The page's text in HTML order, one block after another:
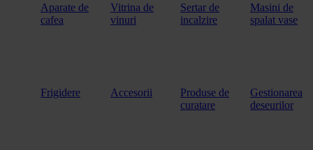
Aparate de
cafea
Vitrina de
vinuri
Sertar de
incalzire
Masini de
spalat vase
Frigidere Accesorii
Produse de
curatare
Gestionarea
deseurilor